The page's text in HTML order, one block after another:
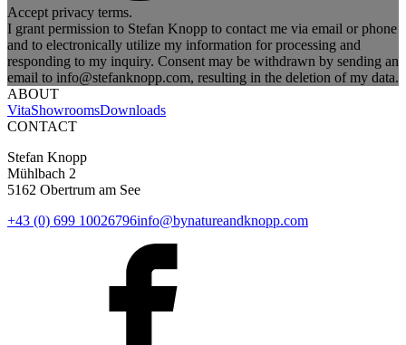
Accept privacy terms.
I grant permission to Stefan Knopp to contact me via email or phone
and to electronically utilize my information for processing and
responding to my inquiry. Consent may be withdrawn by sending an
email to info@stefanknopp.com, resulting in the deletion of my data.
ABOUT
VitaShowroomsDownloads
CONTACT
Stefan Knopp
Mühlbach 2
5162 Obertrum am See
+43 (0) 699 10026796info@bynatureandknopp.com